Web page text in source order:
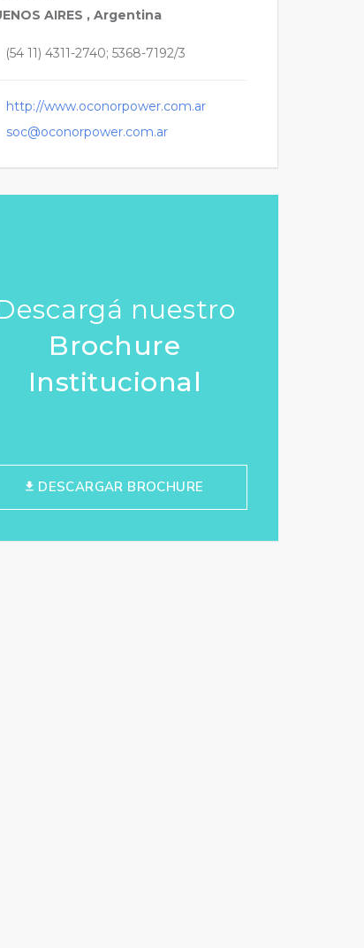
AIRES , Argentina
(54 11) 4311-2740; 5368-7192/3
http://www.oconorpower.com.ar
soc@oconorpower.com.ar
nuestro
Brochure
Institucional
DESCARGAR BROCHURE